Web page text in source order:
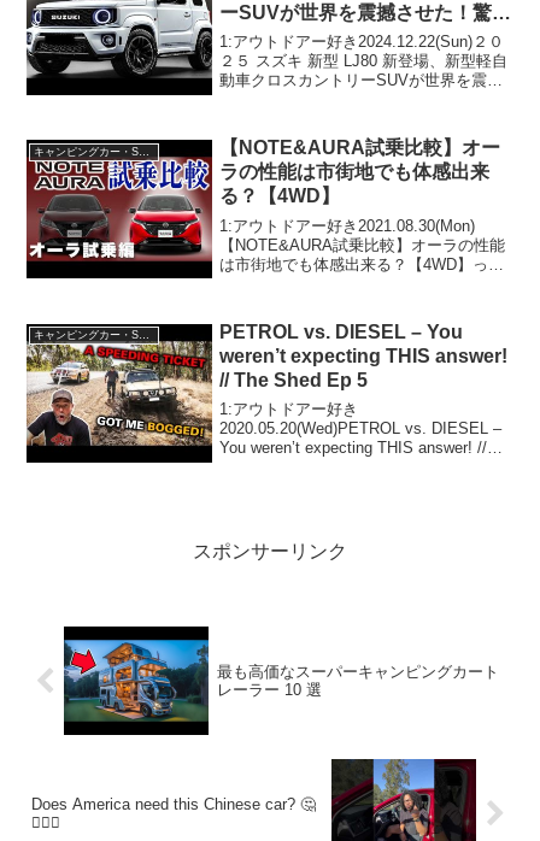
ーSUVが世界を震撼させた！驚く
べき760ccディーゼルターボエン
ジンを搭載！
1:アウトドアー好き2024.12.22(Sun)２０
２５ スズキ 新型 LJ80 新登場、新型軽自
動車クロスカントリーSUVが世界を震撼
ぞ、見逃さないで！！2:...
【NOTE&AURA試乗比較】オー
ラの性能は市街地でも体感出来
る？【4WD】
1:アウトドアー好き2021.08.30(Mon)
【NOTE&AURA試乗比較】オーラの性能
は市街地でも体感出来る？【4WD】って
動画は注目です！3:...
PETROL vs. DIESEL – You
weren’t expecting THIS answer!
// The Shed Ep 5
1:アウトドアー好き
2020.05.20(Wed)PETROL vs. DIESEL –
You weren’t expecting THIS answer! //
スポンサーリンク
最も高価なスーパーキャンピングカート
レーラー 10 選
Does America need this Chinese car? 🤔
🤷🏽‍♂️